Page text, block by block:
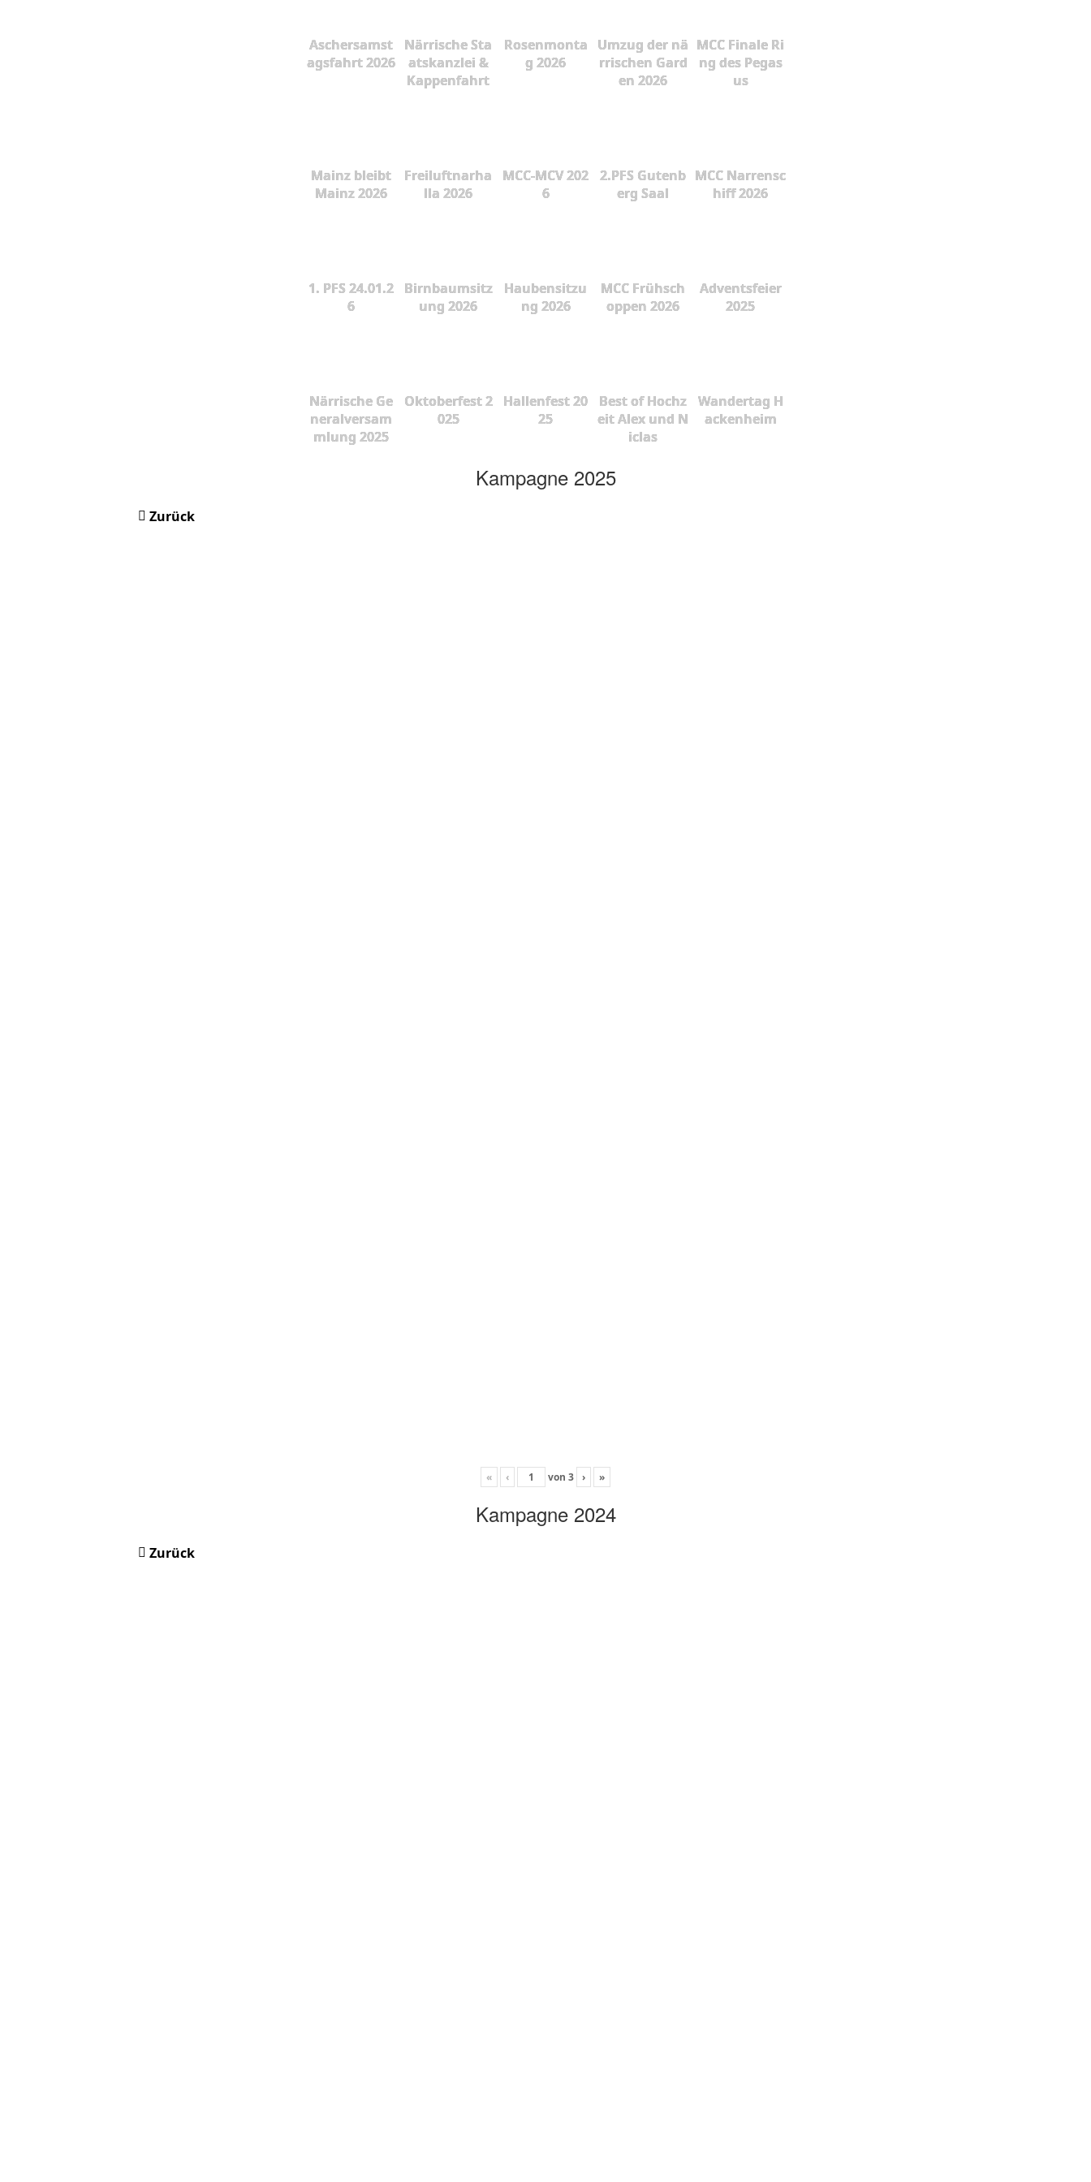
Aschersamst
agsfahrt 2026
Närrische Sta
atskanzlei &
Kappenfahrt
Rosenmonta
g 2026
Umzug der nä
rrischen Gard
en 2026
MCC Finale Ri
ng des Pegas
us
Mainz bleibt
Mainz 2026
Freiluftnarha
lla 2026
MCC-MCV 202
6
2.PFS Gutenb
erg Saal
MCC Narrensc
hiff 2026
1. PFS 24.01.2
6
Birnbaumsitz
ung 2026
Haubensitzu
ng 2026
MCC Frühsch
oppen 2026
Adventsfeier
2025
Närrische Ge
neralversam
mlung 2025
Oktoberfest 2
025
Hallenfest 20
25
Best of Hochz
eit Alex und N
iclas
Wandertag H
ackenheim
Kampagne 2025
Zurück
« ‹ von 3 › »
Kampagne 2024
Zurück